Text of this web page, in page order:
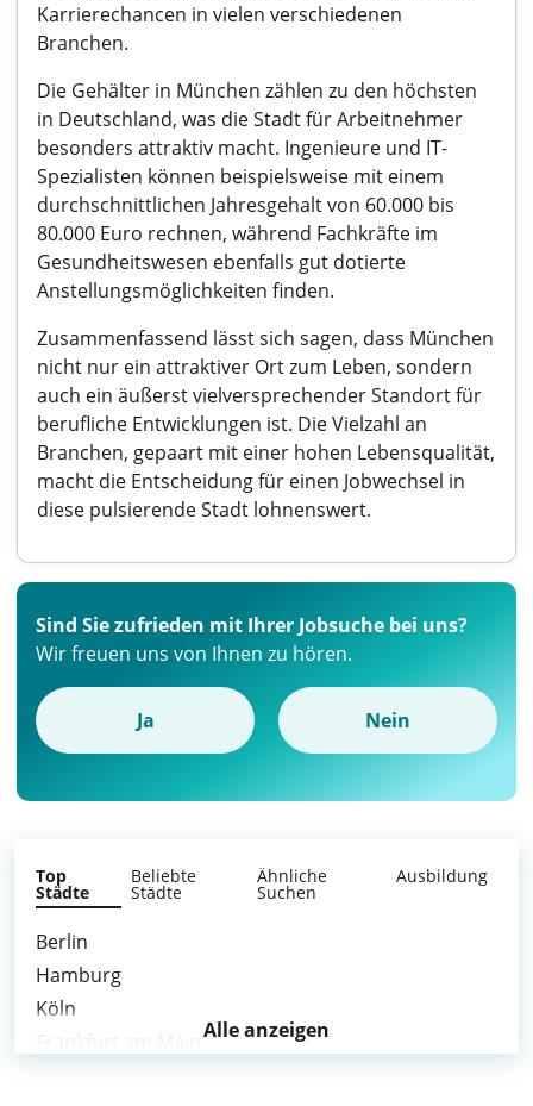
Karrierechancen in vielen verschiedenen
Branchen.
Die Gehälter in München zählen zu den höchsten
in Deutschland, was die Stadt für Arbeitnehmer
besonders attraktiv macht. Ingenieure und IT-
Spezialisten können beispielsweise mit einem
durchschnittlichen Jahresgehalt von 60.000 bis
80.000 Euro rechnen, während Fachkräfte im
Gesundheitswesen ebenfalls gut dotierte
Anstellungsmöglichkeiten finden.
Zusammenfassend lässt sich sagen, dass München
nicht nur ein attraktiver Ort zum Leben, sondern
auch ein äußerst vielversprechender Standort für
berufliche Entwicklungen ist. Die Vielzahl an
Branchen, gepaart mit einer hohen Lebensqualität,
macht die Entscheidung für einen Jobwechsel in
diese pulsierende Stadt lohnenswert.
Sind Sie zufrieden mit Ihrer Jobsuche bei uns?
Wir freuen uns von Ihnen zu hören.
Ja Nein
Top
Städte
Beliebte
Städte
Ähnliche
Suchen
Ausbildung
Berlin
Hamburg
Köln
Alle anzeigen